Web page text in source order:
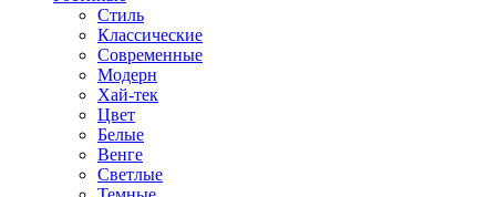
Стиль
Классические
Современные
Модерн
Хай-тек
Цвет
Белые
Венге
Светлые